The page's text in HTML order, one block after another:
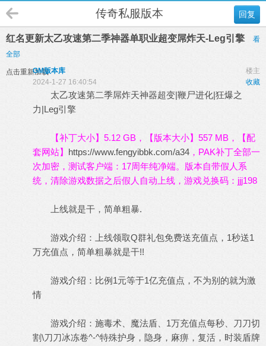
回复
传奇私服版本
红名更新太乙攻速第二季神器单职业超变屌炸天-Leg引擎
看
全部
点击重新加载 楼主
GM版本库
收藏
2024-1-27 16:40:54
太乙攻速第二季屌炸天神器超变|鞭尸进化|狂爆之
力|Leg引擎
【补丁大小】5.12 GB，【版本大小】557 MB，【配
套网站】 https://www.fengyibbk.com/a34 ，PAK补丁全部一
次加密，测试客户端：17周年纯净端。版本自带假人系
统，清除游戏数据之后假人自动上线，游戏兑换码：jjj198
上线就是干，简单粗暴.
游戏介绍：上线领取Q群礼包免费送充值点，1秒送1
万充值点，简单粗暴就是干!!
游戏介绍：比例1元等于1亿充值点，不为别的就为激
情
游戏介绍：施毒术、魔法盾、1万充值点每秒、刀刀切
割\刀刀冰冻卷^-^特殊护身，隐身，麻痹，复活，时装盾牌